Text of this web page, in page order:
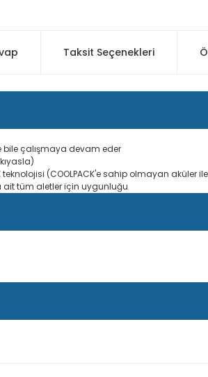
Taksit Seçenekleri
bile çalışmaya devam eder
(COOLPACK'e sahip olmayan aküler
ait tüm aletler için uygunluğu